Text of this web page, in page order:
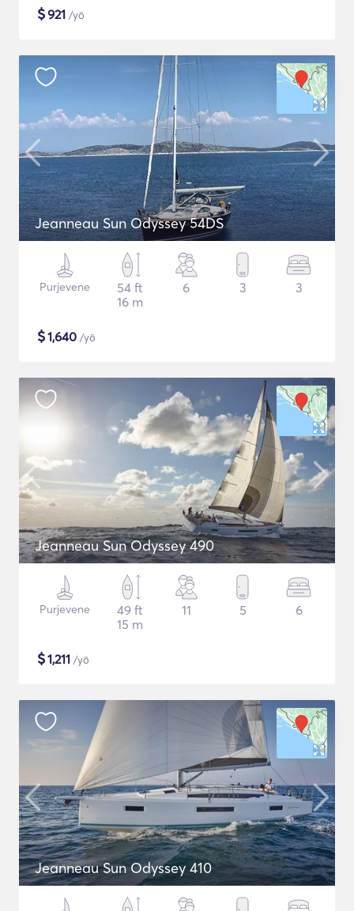
$921 /yö
Jeanneau Sun Odyssey 54DS
Purjevene
54 ft
16 m
6 3 3
$1,640 /yö
Jeanneau Sun Odyssey 490
Purjevene
49 ft
15 m
11 5 6
$1,211 /yö
Jeanneau Sun Odyssey 410